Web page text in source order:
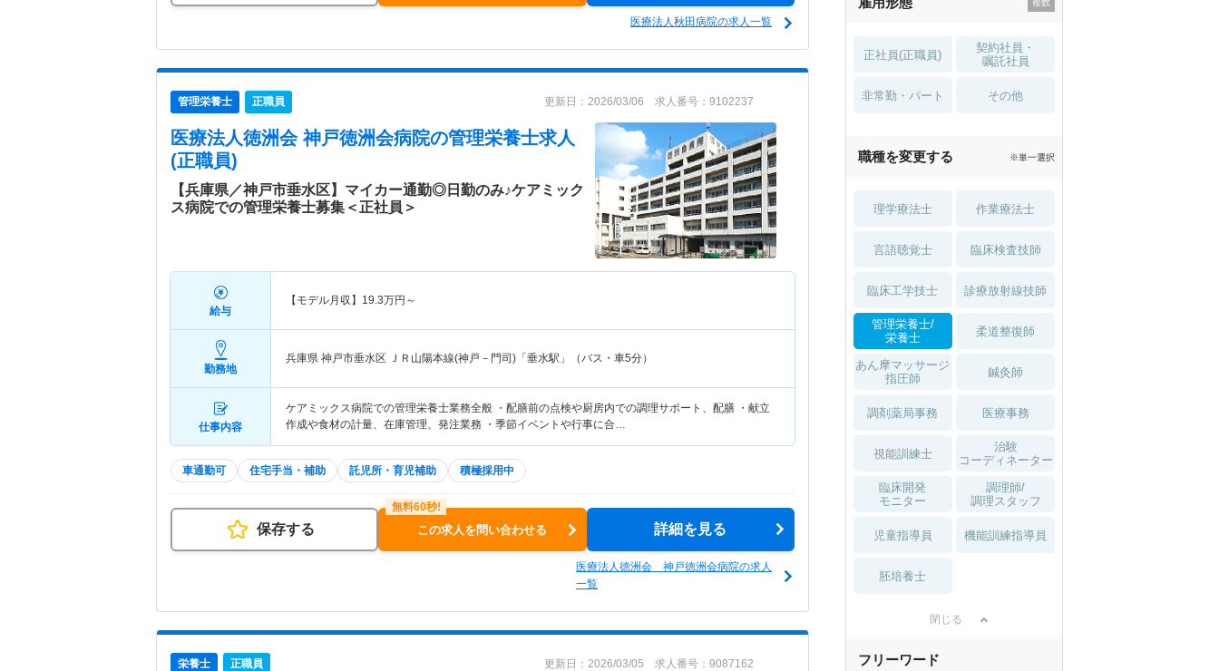
医療法人秋田病院の求人一覧
管理栄養士 正職員 更新日：2026/03/06 求人番号：9102237
医療法人徳洲会 神戸徳洲会病院の管理栄養士求人
(正職員)
【兵庫県／神戸市垂水区】マイカー通勤◎日勤のみ♪ケアミック
ス病院での管理栄養士募集＜正社員＞
給与
【モデル月収】 19.3万円～
勤務地
兵庫県 神戸市垂水区 ＪＲ山陽本線(神戸－門司)「垂水駅」（バス・車5分）
仕事内容
ケアミックス病院での管理栄養士業務全般 ・配膳前の点検や厨房内での調理サポート、配膳 ・献立
作成や食材の計量、在庫管理、発注業務 ・季節イベントや行事に合…
車通勤可 住宅手当・補助 託児所・育児補助 積極採用中
保存する この求人を問い合わせる 詳細を見る
医療法人徳洲会 神戸徳洲会病院の求人
一覧
栄養士 正職員 更新日：2026/03/05 求人番号：9087162
正社員(正職員)
契約社員・
嘱託社員
非常勤・パート その他
職種を変更する ※単一選択
理学療法士 作業療法士
言語聴覚士 臨床検査技師
臨床工学技士 診療放射線技師
管理栄養士/
栄養士
柔道整復師
あん摩マッサージ
指圧師
鍼灸師
調剤薬局事務 医療事務
視能訓練士
治験
コーディネーター
臨床開発
モニター
調理師/
調理スタッフ
児童指導員 機能訓練指導員
胚培養士
閉じる
フリーワード